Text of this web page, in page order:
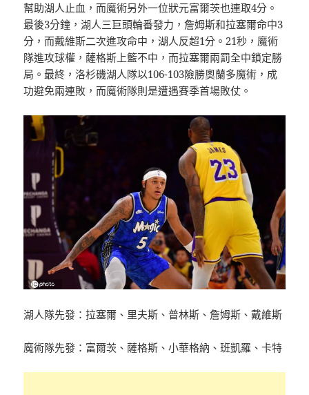
幫助湖人止血，而魔術另外一位狀元富爾茨也連取4分。
最後3分鐘，湖人三巨頭輪番發力，詹姆斯和拉塞爾命中3
分，而戴維斯二次進攻命中，湖人反超1分。21秒，魔術
隊進攻球權，薩格斯上籃不中，而拉塞爾兩罰全中鎖定勝
局。最終，洛杉磯湖人隊以106-103險勝奧蘭多魔術，成
功避免兩連敗，而魔術隊則是遭遇賽季首場敗仗。
湖人隊先發：拉塞爾、里夫斯、普林斯、詹姆斯、戴維斯
魔術隊先發：富爾茨、薩格斯、小華格納、班凱羅、卡特